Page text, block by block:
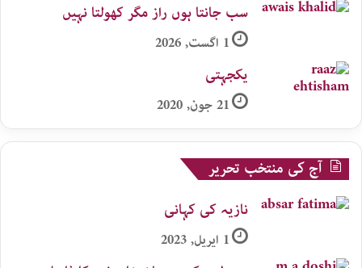
سب جانتا ہوں راز مگر کھولتا نہیں
1 اگست, 2026
یکجہتی
21 جون, 2020
آج کی منتخب تحریر
نازیہ کی کہانی
1 اپریل, 2023